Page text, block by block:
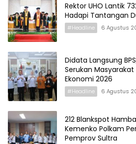
Rektor UHO Lantik
Hadapi Tantangan
#Headline 6 Agustus
Didata Langsung
Serukan
Ekonomi 2026
#Headline 6 Agustus
212 Blankspot
Kemenko Polkam
Pemprov Sultra